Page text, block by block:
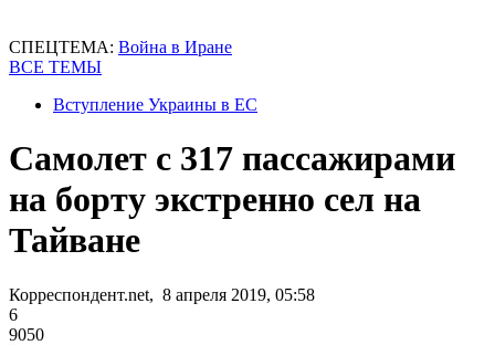
СПЕЦТЕМА: Война в Иране
ВСЕ ТЕМЫ
Вступление Украины в ЕС
Самолет с 317 пассажирами
на борту экстренно сел на
Тайване
Корреспондент.net, 8 апреля 2019, 05:58
6
9050